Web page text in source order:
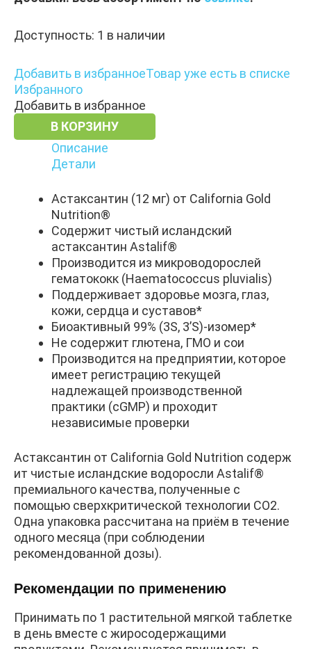
Доступность: 1 в наличии
Добавить в избранноеТовар уже есть в списке
Избранного
Добавить в избранное
В КОРЗИНУ
Описание
Детали
Астаксантин (12 мг) от California Gold
Nutrition®
Содержит чистый исландский
астаксантин Astalif®
Производится из микроводорослей
гематококк (Haematococcus pluvialis)
Поддерживает здоровье мозга, глаз,
кожи, сердца и суставов*
Биоактивный 99% (3S, 3’S)-изомер*
Не содержит глютена, ГМО и сои
Производится на предприятии, которое
имеет регистрацию текущей
надлежащей производственной
практики (cGMP) и проходит
независимые проверки
Астаксантин от California Gold Nutrition содерж
ит чистые исландские водоросли Astalif®
премиального качества, полученные с
помощью сверхкритической технологии CO2.
Одна упаковка рассчитана на приём в течение
одного месяца (при соблюдении
рекомендованной дозы).
Рекомендации по применению
Принимать по 1 растительной мягкой таблетке
в день вместе с жиросодержащими